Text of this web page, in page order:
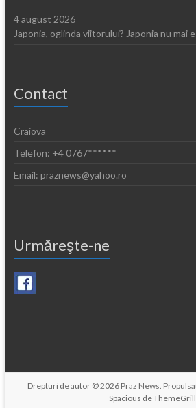
4 august 2026
Japonia, oglinda viitorului? Japonia nu mai
Contact
Craiova
Telefon: +4 0767******
Email: praznews@yahoo.ro
Urmăreşte-ne
Drepturi de autor © 2026 Praz News .
Spacious deThemeGrill